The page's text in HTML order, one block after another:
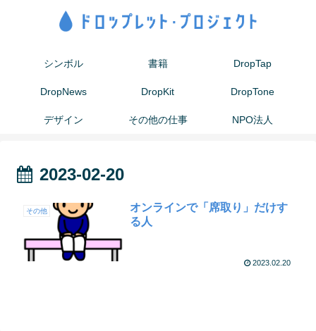
シンボル 書籍 DropTap
DropNews DropKit DropTone
デザイン その他の仕事 NPO法人
2023-02-20
その他
オンラインで「席取り」だけす
る人
2023.02.20